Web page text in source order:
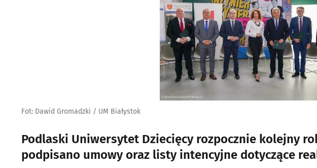
Fot: Dawid Gromadzki / UM Białystok
Podlaski Uniwersytet Dziecięcy rozpocznie kolejny
podpisano umowy oraz listy intencyjne dotyczące